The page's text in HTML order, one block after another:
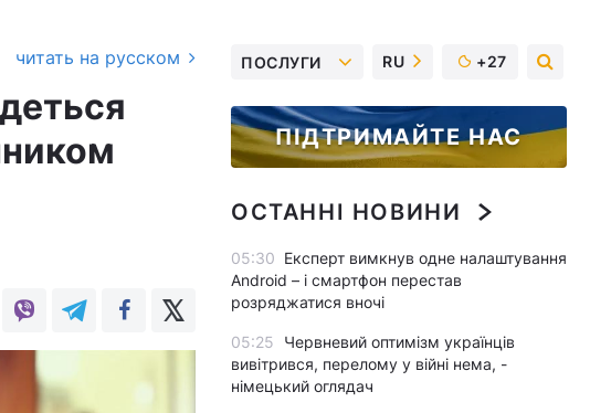
читать на русском ПОСЛУГИ RU +27
ПІДТРИМАЙТЕ НАС
ОСТАННІ НОВИНИ
05:30 Експерт вимкнув одне налаштування
Android – і смартфон перестав
розряджатися вночі
05:25
Червневий оптимізм українців
вивітрився, перелому у війні нема, -
німецький оглядач